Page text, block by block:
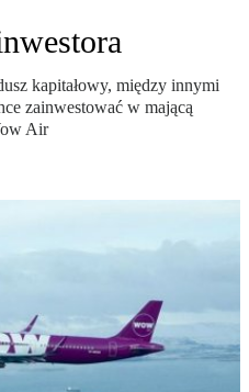
kapitałowy, między innymi
zainwestować w mającą
Air